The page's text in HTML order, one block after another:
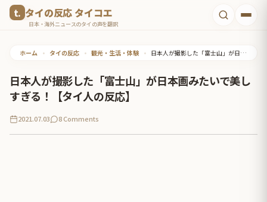
タイの反応 タイコエ
日本・海外ニュースのタイの声を翻訳
ホーム • タイの反応 • 観光・生活・体験 • 日本人が撮影した「富士山」が日本画みたいで美しすぎる！【タイ人の反応】
日本人が撮影した「富士山」が日本画みたいで美し
すぎる！【タイ人の反応】
2021.07.03 8 Comments